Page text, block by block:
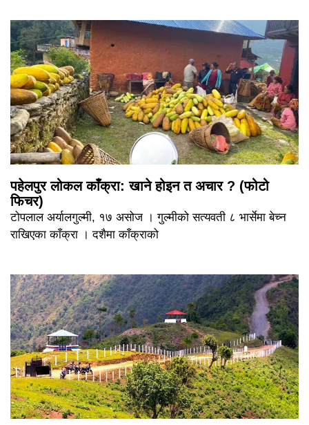
पहेलपुर लोकल काँक्रा: खाने होइन त अचार ? (फोटो
फिचर)
टोपलाल अर्यालगुल्मी, १७ असोज । गुल्मीको सत्यवती ८ भार्सेमा बेच्न
राखिएका काँक्रा । दशैमा काँक्राको